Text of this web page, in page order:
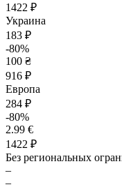
1422 ₽
Украина
183 ₽
-80%
100 ₴
916 ₽
Европа
284 ₽
-80%
2.99 €
1422 ₽
Без региональных
–
–